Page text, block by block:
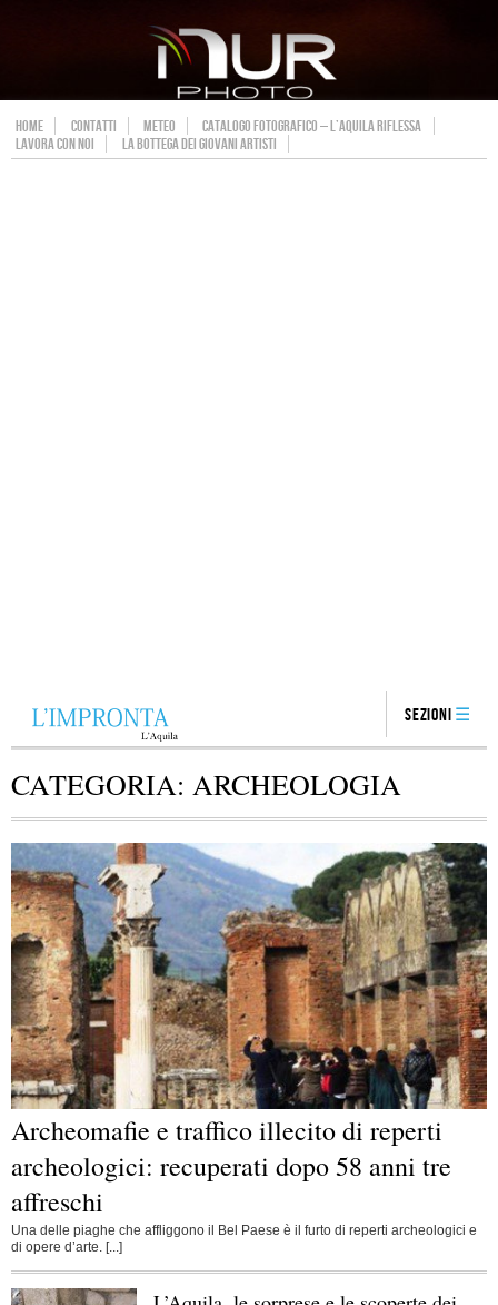
HOME CONTATTI METEO
CATALOGO FOTOGRAFICO – L’AQUILA RIFLESSA
LAVORA CON NOI
LA BOTTEGA DEI GIOVANI ARTISTI
Sezioni
CATEGORIA: ARCHEOLOGIA
Archeomafie e traffico illecito di reperti
archeologici: recuperati dopo 58 anni tre
affreschi
Una delle piaghe che affliggono il Bel Paese è il furto di reperti archeologici e
di opere d’arte. [...]